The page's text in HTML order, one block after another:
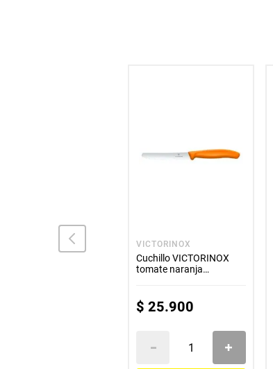
BAMBOO VICTORINOX
Cuchillo VICTORINOX
tomate naranja
$ 25.900